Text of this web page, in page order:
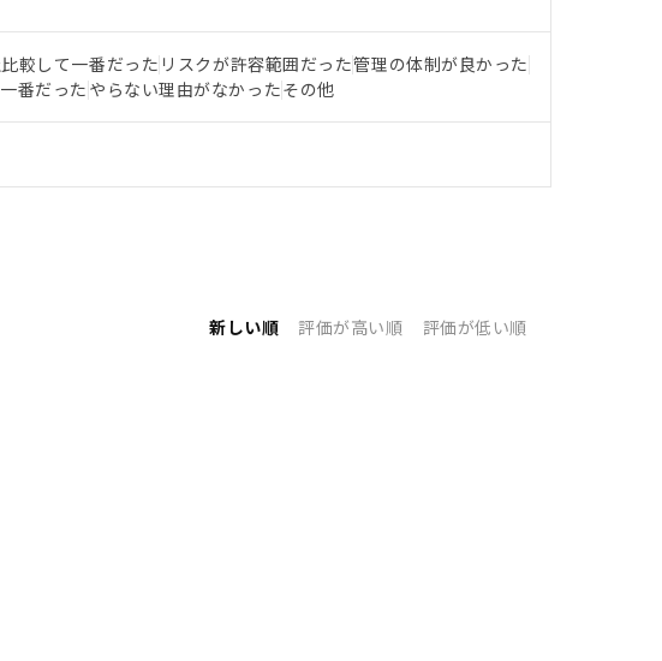
較して一番だった リスクが許容範囲だった管理の体制が良かった
番だった やらない理由がなかったその他
新しい順 評価が高い順 評価が低い順